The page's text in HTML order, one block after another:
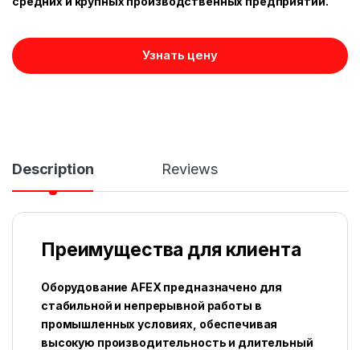
Узнать цену
Description Reviews
Преимущества для клиента
Оборудование AFEX предназначено для
стабильной и непрерывной работы в
промышленных условиях, обеспечивая
высокую производительность и длительный